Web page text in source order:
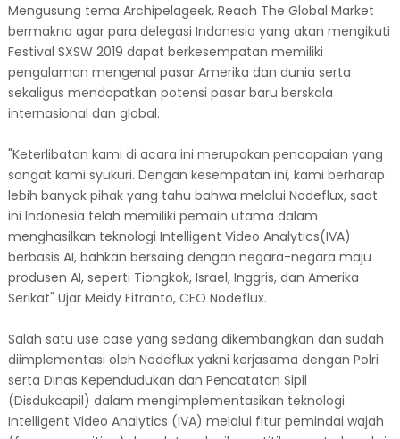
Mengusung tema Archipelageek, Reach The Global Market
bermakna agar para delegasi Indonesia yang akan mengikuti
Festival SXSW 2019 dapat berkesempatan memiliki
pengalaman mengenal pasar Amerika dan dunia serta
sekaligus mendapatkan potensi pasar baru berskala
internasional dan global.
"Keterlibatan kami di acara ini merupakan pencapaian yang
sangat kami syukuri. Dengan kesempatan ini, kami berharap
lebih banyak pihak yang tahu bahwa melalui Nodeflux, saat
ini Indonesia telah memiliki pemain utama dalam
menghasilkan teknologi Intelligent Video Analytics(IVA)
berbasis AI, bahkan bersaing dengan negara-negara maju
produsen AI, seperti Tiongkok, Israel, Inggris, dan Amerika
Serikat" Ujar Meidy Fitranto, CEO Nodeflux.
Salah satu use case yang sedang dikembangkan dan sudah
diimplementasi oleh Nodeflux yakni kerjasama dengan Polri
serta Dinas Kependudukan dan Pencatatan Sipil
(Disdukcapil) dalam mengimplementasikan teknologi
Intelligent Video Analytics (IVA) melalui fitur pemindai wajah